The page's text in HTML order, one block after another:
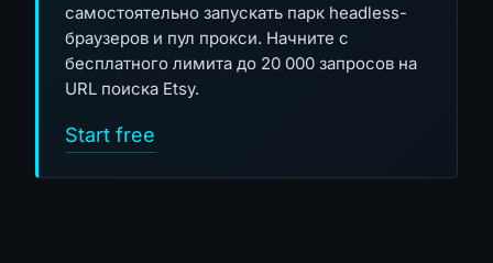
самостоятельно запускать парк headless-
браузеров и пул прокси. Начните с
бесплатного лимита до 20 000 запросов на
URL поиска Etsy.
Start free